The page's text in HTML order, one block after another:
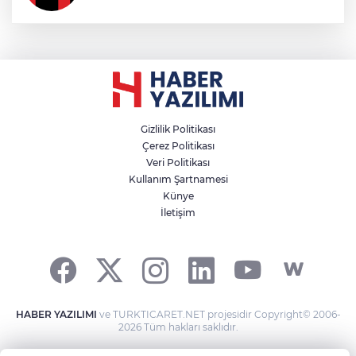
Gizlilik Politikası
Çerez Politikası
Veri Politikası
Kullanım Şartnamesi
Künye
İletişim
HABER YAZILIMI ve TURKTICARET.NET projesidir Copyright© 2006-
2026 Tüm hakları saklıdır.